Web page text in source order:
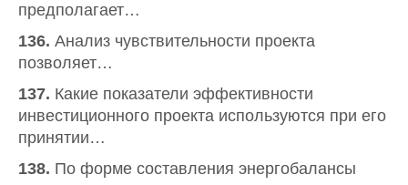
предполагает…
136. Анализ чувствительности проекта
позволяет…
137. Какие показатели эффективности
инвестиционного проекта используются при его
принятии…
138. По форме составления энергобалансы